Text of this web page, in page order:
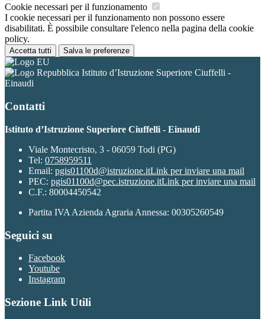
Cookie necessari per il funzionamento
I cookie necessari per il funzionamento non possono essere
disabilitati. È possibile consultare l'elenco nella pagina della cookie
policy.
Accetta tutti Salva le preferenze
Istituto d’Istruzione Superiore Ciuffelli -
Einaudi
Contatti
Istituto d’Istruzione Superiore Ciuffelli - Einaudi
Viale Montecristo, 3 - 06059 Todi (PG)
Tel: 0758959511
Email: pgis01100d@istruzione.itLink per inviare una mail
PEC: pgis01100d@pec.istruzione.itLink per inviare una mail
C.F.: 80004450542
Partita IVA Azienda Agraria Annessa: 00305260549
Seguici su
Facebook
Youtube
Instagram
Sezione Link Utili